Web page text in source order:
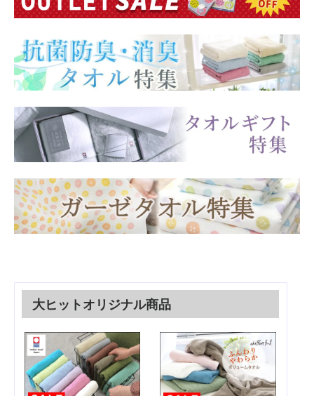
大ヒットオリジナル商品